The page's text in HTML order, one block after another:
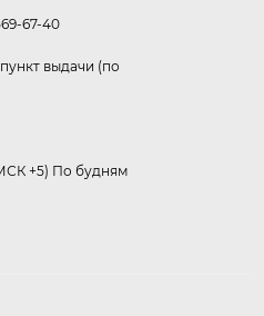
67-40
выдачи (по
+5) По будням